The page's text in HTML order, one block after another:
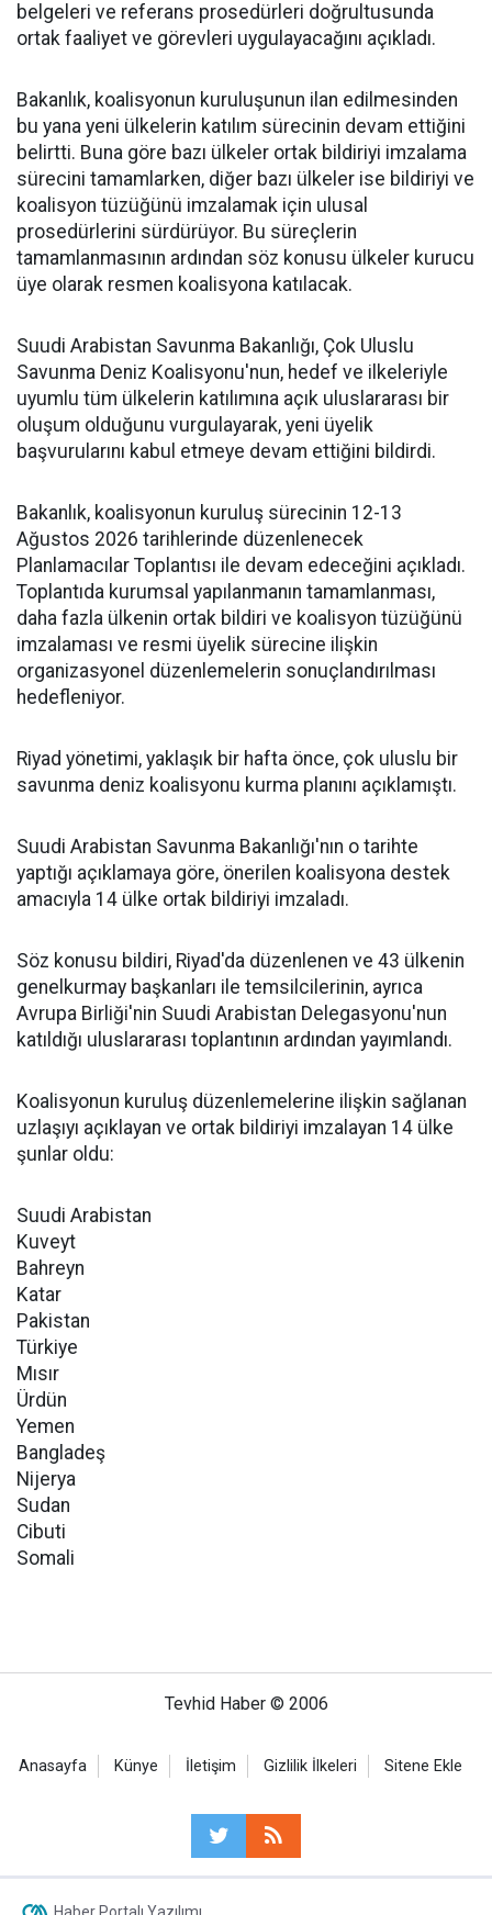
belgeleri ve referans prosedürleri doğrultusunda
ortak faaliyet ve görevleri uygulayacağını açıkladı.
Bakanlık, koalisyonun kuruluşunun ilan edilmesinden
bu yana yeni ülkelerin katılım sürecinin devam ettiğini
belirtti. Buna göre bazı ülkeler ortak bildiriyi imzalama
sürecini tamamlarken, diğer bazı ülkeler ise bildiriyi ve
koalisyon tüzüğünü imzalamak için ulusal
prosedürlerini sürdürüyor. Bu süreçlerin
tamamlanmasının ardından söz konusu ülkeler kurucu
üye olarak resmen koalisyona katılacak.
Suudi Arabistan Savunma Bakanlığı, Çok Uluslu
Savunma Deniz Koalisyonu'nun, hedef ve ilkeleriyle
uyumlu tüm ülkelerin katılımına açık uluslararası bir
oluşum olduğunu vurgulayarak, yeni üyelik
başvurularını kabul etmeye devam ettiğini bildirdi.
Bakanlık, koalisyonun kuruluş sürecinin 12-13
Ağustos 2026 tarihlerinde düzenlenecek
Planlamacılar Toplantısı ile devam edeceğini açıkladı.
Toplantıda kurumsal yapılanmanın tamamlanması,
daha fazla ülkenin ortak bildiri ve koalisyon tüzüğünü
imzalaması ve resmi üyelik sürecine ilişkin
organizasyonel düzenlemelerin sonuçlandırılması
hedefleniyor.
Riyad yönetimi, yaklaşık bir hafta önce, çok uluslu bir
savunma deniz koalisyonu kurma planını açıklamıştı.
Suudi Arabistan Savunma Bakanlığı'nın o tarihte
yaptığı açıklamaya göre, önerilen koalisyona destek
amacıyla 14 ülke ortak bildiriyi imzaladı.
Söz konusu bildiri, Riyad'da düzenlenen ve 43 ülkenin
genelkurmay başkanları ile temsilcilerinin, ayrıca
Avrupa Birliği'nin Suudi Arabistan Delegasyonu'nun
katıldığı uluslararası toplantının ardından yayımlandı.
Koalisyonun kuruluş düzenlemelerine ilişkin sağlanan
uzlaşıyı açıklayan ve ortak bildiriyi imzalayan 14 ülke
şunlar oldu:
Suudi Arabistan
Kuveyt
Bahreyn
Katar
Pakistan
Türkiye
Mısır
Ürdün
Yemen
Bangladeş
Nijerya
Sudan
Cibuti
Somali
Tevhid Haber © 2006
Anasayfa Künye İletişim Gizlilik İlkeleri Sitene Ekle